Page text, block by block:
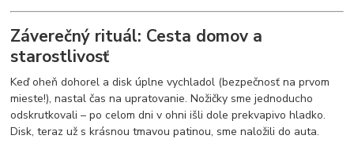
Záverečný rituál: Cesta domov a
starostlivosť
Keď oheň dohorel a disk úplne vychladol (bezpečnosť na prvom
mieste!), nastal čas na upratovanie. Nožičky sme jednoducho
odskrutkovali – po celom dni v ohni išli dole prekvapivo hladko.
Disk, teraz už s krásnou tmavou patinou, sme naložili do auta.